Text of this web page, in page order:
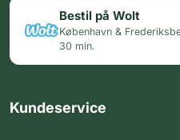
Bestil på Wolt
København &
30 min.
Kundeservice